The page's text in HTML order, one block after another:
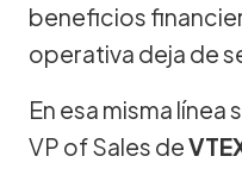
beneficios
operativa deja de
En esa misma línea
VP of Sales de